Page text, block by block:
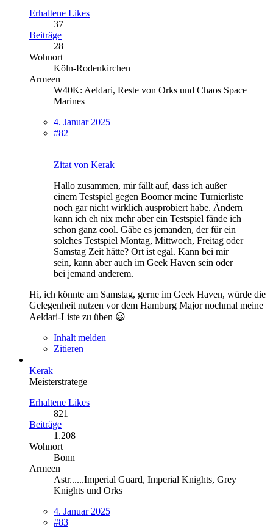
Erhaltene Likes
37
Beiträge
28
Wohnort
Köln-Rodenkirchen
Armeen
W40K: Aeldari, Reste von Orks und Chaos Space
Marines
4. Januar 2025
#82
Zitat von Kerak
Hallo zusammen, mir fällt auf, dass ich außer
einem Testspiel gegen Boomer meine Turnierliste
noch gar nicht wirklich ausprobiert habe. Ändern
kann ich eh nix mehr aber ein Testspiel fände ich
schon ganz cool. Gäbe es jemanden, der für ein
solches Testspiel Montag, Mittwoch, Freitag oder
Samstag Zeit hätte? Ort ist egal. Kann bei mir
sein, kann aber auch im Geek Haven sein oder
bei jemand anderem.
Hi, ich könnte am Samstag, gerne im Geek Haven, würde die
Gelegenheit nutzen vor dem Hamburg Major nochmal meine
Aeldari-Liste zu üben 😃
Inhalt melden
Zitieren
Kerak
Meisterstratege
Erhaltene Likes
821
Beiträge
1.208
Wohnort
Bonn
Armeen
Astr......Imperial Guard, Imperial Knights, Grey
Knights und Orks
4. Januar 2025
#83